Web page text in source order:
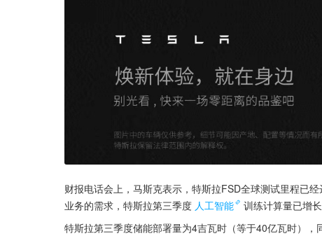
财报电话会上，马斯克表示，特斯拉FSD全球测试里程已
业务的需求，特斯拉第三季度 人工智能
训练计算量已增长
特斯拉第三季度储能部署量为4吉瓦时（等于40亿瓦时）